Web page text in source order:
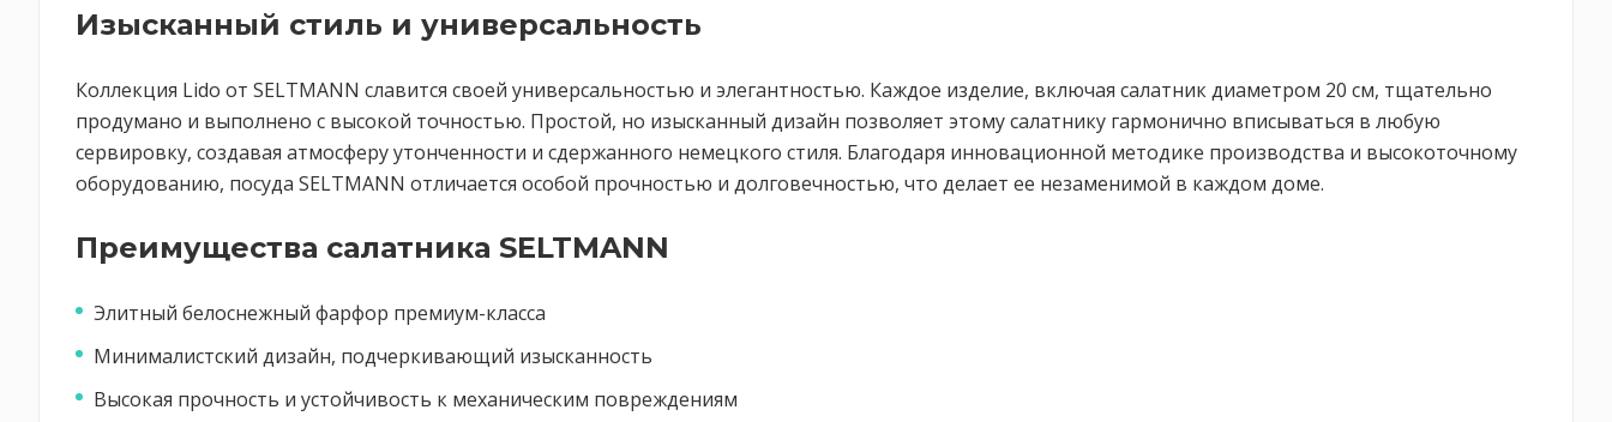
Изысканный стиль и универсальность
Коллекция Lido от SELTMANN славится своей универсальностью и элегантностью. Каждое изделие, включая салатник диаметром 20 см, тщательно
продумано и выполнено с высокой точностью. Простой, но изысканный дизайн позволяет этому салатнику гармонично вписываться в любую
сервировку, создавая атмосферу утонченности и сдержанного немецкого стиля. Благодаря инновационной методике производства и высокоточному
оборудованию, посуда SELTMANN отличается особой прочностью и долговечностью, что делает ее незаменимой в каждом доме.
Преимущества салатника SELTMANN
Элитный белоснежный фарфор премиум-класса
Минималистский дизайн, подчеркивающий изысканность
Высокая прочность и устойчивость к механическим повреждениям